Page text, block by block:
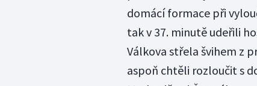
domácí formace při
tak v 37. minutě udeřili
Válkova střela švihem z
aspoň chtěli rozloučit s